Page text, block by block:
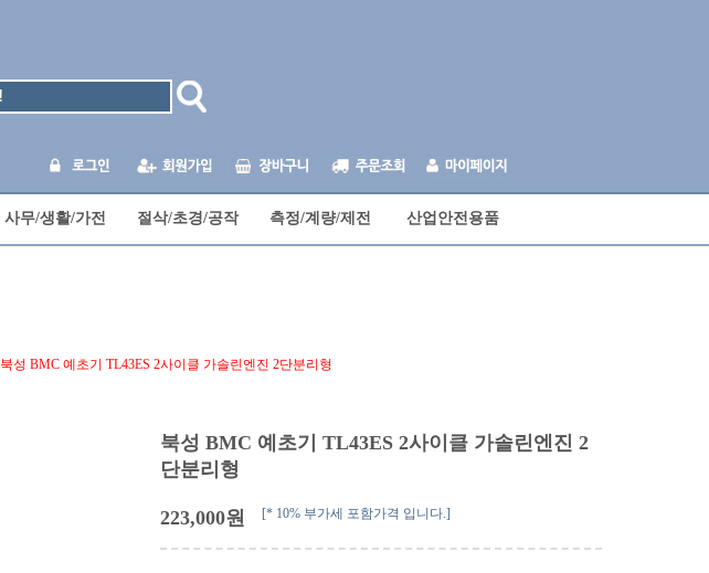
사무/생활/가전 절삭/초경/공작 측정/계량/제전 산업안전용품
북성 BMC 예초기 TL43ES 2사이클 가솔린엔진 2단분리형
북성 BMC 예초기 TL43ES 2사이클 가솔린엔진 2
단분리형
223,000원 [* 10% 부가세 포함가격 입니다.]